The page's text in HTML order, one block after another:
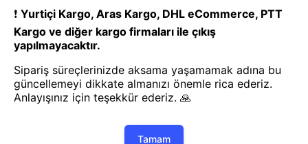
Dil Temizleyici
Satıcı Bilgileri
edessaticaret